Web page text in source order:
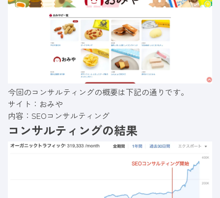
今回のコンサルティングの概要は下記の通りです。
サイト： おみや
内容： SEOコンサルティング
コンサルティングの結果